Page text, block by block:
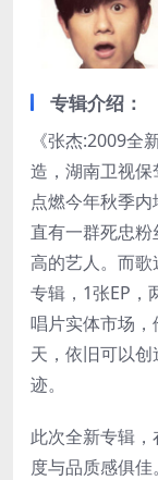
专辑介绍：
《张杰:2009全
造，湖南卫视保
点燃今年秋季
直有一群死忠
高的艺人。而
专辑，1张EP，
唱片实体市场
天，依旧可以
迹。
此次全新专辑
度与品质感俱